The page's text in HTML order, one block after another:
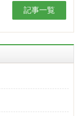
記事一覧